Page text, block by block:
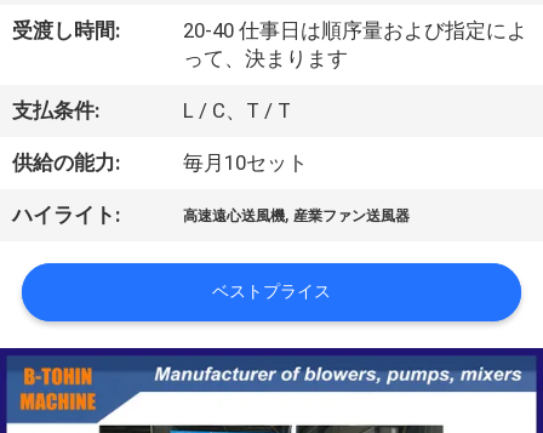
に
つ
い
工
場
受渡し時間:
20-40 仕事日は順序量および指定によ
って、決まります
支払条件: L / C、T / T
供給の能力: 毎月10セット
ハイライト: 高速遠心送風機,産業ファン送風器
ベストプライス